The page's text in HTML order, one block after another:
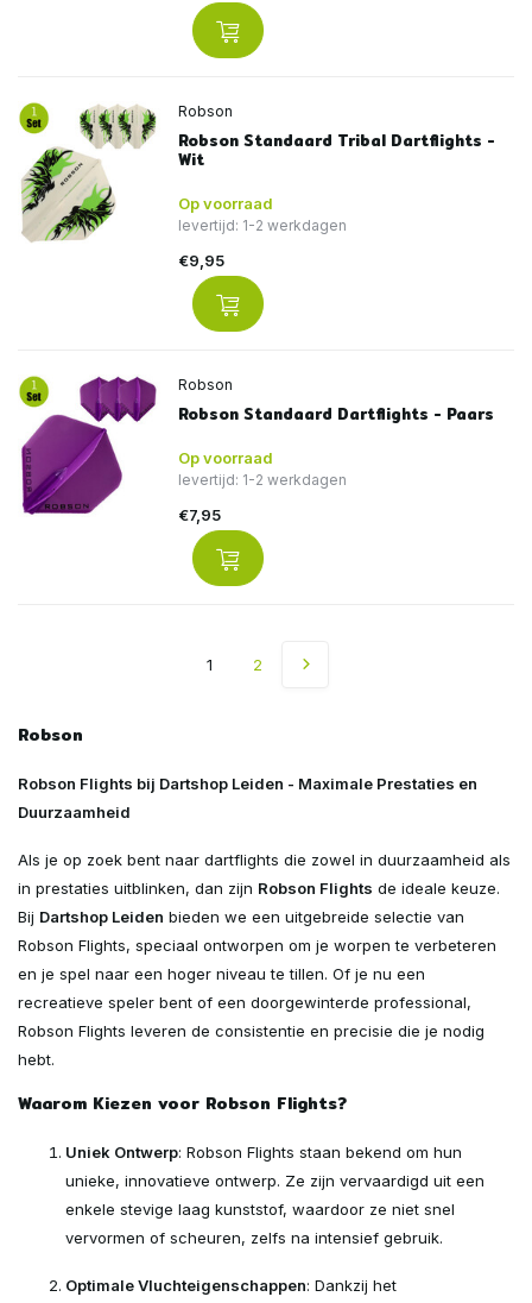
Robson
Robson Standaard Tribal Dartflights -
Wit
Op voorraad
levertijd: 1-2 werkdagen
€9,95
Robson
Robson Standaard Dartflights - Paars
Op voorraad
levertijd: 1-2 werkdagen
€7,95
1 2
Robson
Robson Flights bij Dartshop Leiden - Maximale Prestaties en
Duurzaamheid
Als je op zoek bent naar dartflights die zowel in duurzaamheid als
in prestaties uitblinken, dan zijn Robson Flights de ideale keuze.
Bij Dartshop Leiden bieden we een uitgebreide selectie van
Robson Flights, speciaal ontworpen om je worpen te verbeteren
en je spel naar een hoger niveau te tillen. Of je nu een
recreatieve speler bent of een doorgewinterde professional,
Robson Flights leveren de consistentie en precisie die je nodig
hebt.
Waarom Kiezen voor Robson Flights?
Uniek Ontwerp: Robson Flights staan bekend om hun
unieke, innovatieve ontwerp. Ze zijn vervaardigd uit een
enkele stevige laag kunststof, waardoor ze niet snel
vervormen of scheuren, zelfs na intensief gebruik.
Optimale Vluchteigenschappen: Dankzij het